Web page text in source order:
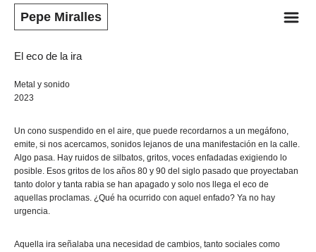
Pepe Miralles m
El eco de la ira
Metal y sonido
2023
Un cono suspendido en el aire, que puede recordarnos a un megáfono,
emite, si nos acercamos, sonidos lejanos de una manifestación en la calle.
Algo pasa. Hay ruidos de silbatos, gritos, voces enfadadas exigiendo lo
posible. Esos gritos de los años 80 y 90 del siglo pasado que proyectaban
tanto dolor y tanta rabia se han apagado y solo nos llega el eco de
aquellas proclamas. ¿Qué ha ocurrido con aquel enfado? Ya no hay
urgencia.
Aquella ira señalaba una necesidad de cambios, tanto sociales como